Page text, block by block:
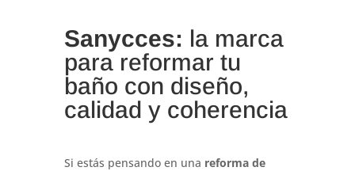
Sanycces: la marca
para reformar tu
baño con diseño,
calidad y coherencia
Si estás pensando en una reforma de